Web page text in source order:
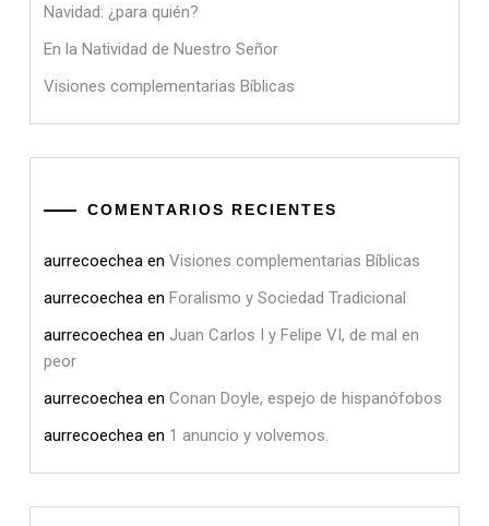
Navidad: ¿para quién?
En la Natividad de Nuestro Señor
Visiones complementarias Bíblicas
COMENTARIOS RECIENTES
aurrecoechea en Visiones complementarias Bíblicas
aurrecoechea en Foralismo y Sociedad Tradicional
aurrecoechea en Juan Carlos I y Felipe VI, de mal en
peor
aurrecoechea en Conan Doyle, espejo de hispanófobos
aurrecoechea en 1 anuncio y volvemos.